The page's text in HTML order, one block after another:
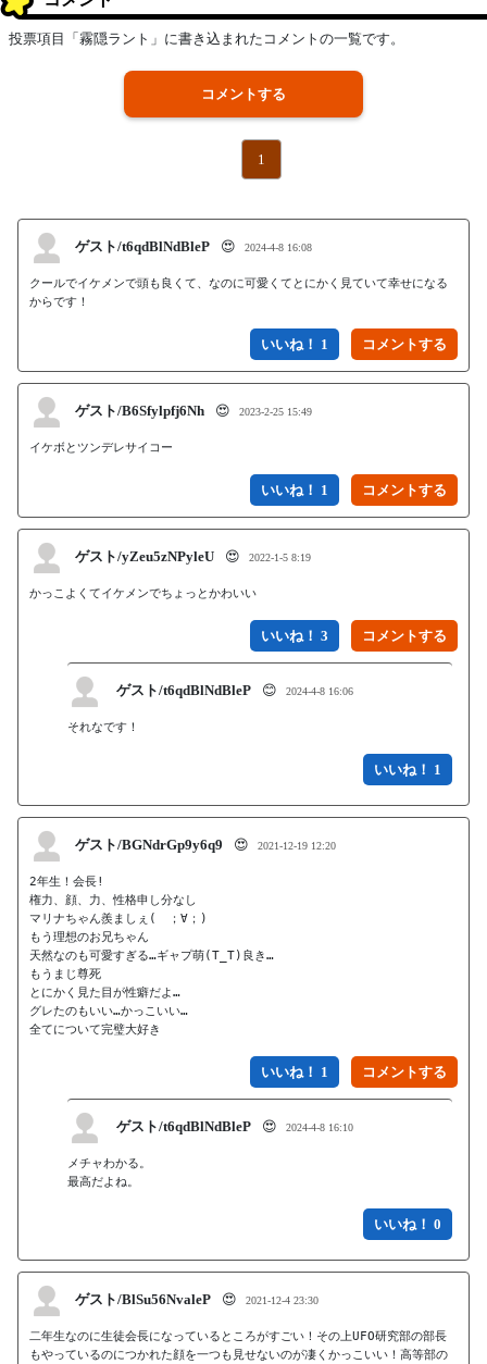
投票項目「霧隠ラント」に書き込まれたコメントの一覧です。
コメントする
1
ゲスト/t6qdBlNdBleP 😍 2024-4-8 16:08
クールでイケメンで頭も良くて、なのに可愛くてとにかく見ていて幸せになる
いいね！ 1
ゲスト/B6Sfylpfj6Nh 😍 2023-2-25 15:49
イケボとツンデレサイコー
いいね！ 1
ゲスト/yZeu5zNPyleU 😍 2022-1-5 8:19
かっこよくてイケメンでちょっとかわいい
いいね！ 3
ゲスト/t6qdBlNdBleP 😊 2024-4-8 16:06
いいね！ 1
ゲスト/BGNdrGp9y6q9 😍 2021-12-19 12:20
2年生！会長!
権力、顔、力、性格申し分なし
マリナちゃん羨ましぇ(　；∀；)
もう理想のお兄ちゃん
天然なのも可愛すぎる…ギャプ萌(T_T)良き…
もうまじ尊死
とにかく見た目が性癖だよ…
グレたのもいい…かっこいい…
全てについて完璧大好き
いいね！ 1
ゲスト/t6qdBlNdBleP 😍 2024-4-8 16:10
メチャわかる。
いいね！ 0
ゲスト/BlSu56NvaleP 😍 2021-12-4 23:30
二年生なのに生徒会長になっているところがすごい！その上UFO研究部の部長
もやっているのにつかれた顔を一つも見せないのが凄くかっこいい！高等部の